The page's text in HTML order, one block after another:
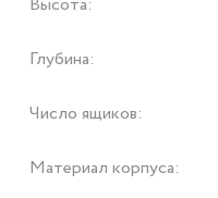
Глубина:
Число ящиков:
Материал корпуса: